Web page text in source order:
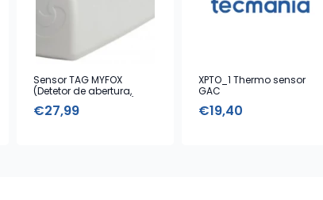
Sensor TAG MYFOX
(Detetor de abertura,
€27,99
XPTO_1 Thermo sensor
GAC
€19,40